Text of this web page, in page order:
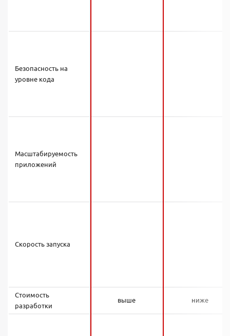
Безопасность на
уровне кода
Масштабируемость
приложений
Скорость запуска
Стоимость
разработки
выше ниже